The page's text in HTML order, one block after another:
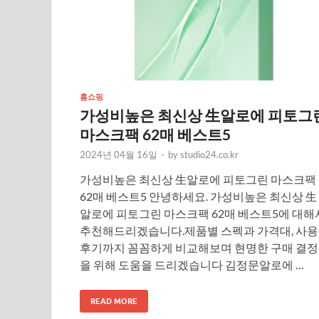
홈쇼핑
가성비높은 최신상 生알로에 피토그
마스크팩 62매 베스트5
2024년 04월 16일 - bystudio24.co.kr
가성비높은 최신상 生알로에 피토그린 마스크팩
62매 베스트5 안녕하세요. 가성비높은 최신상 生
알로에 피토그린 마스크팩 62매 베스트5에 대해
추천해드리겠습니다.제품별 스펙과 가격대, 사용
후기까지 꼼꼼하게 비교해보며 현명한 구매 결정
을 위해 도움을 드리겠습니다 김정문알로에 …
READ MORE